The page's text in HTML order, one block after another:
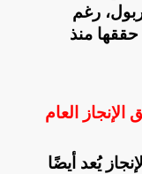
رغم
حققها منذ
العام
يُعد أيضًا